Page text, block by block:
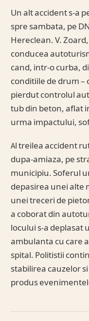
Un alt accident s-a
spre sambata, pe
Hereclean. V.
conducea
cand, intr-o curba,
conditiile de drum –
pierdut controlul
tub din beton, aflat
urma impactului,
Al treilea accident
dupa-amiaza, pe
municipiu. Soferul
depasirea unei alte
unei treceri de
a coborat din
locului s-a deplasat
ambulanta cu care
spital. Politistii
stabilirea cauzelor
produs